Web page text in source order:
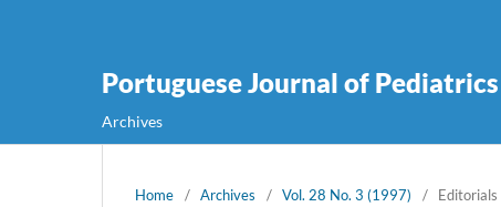
Portuguese Journal of Pediatrics
Archives
Home / Archives / Vol. 28 No. 3 (1997) / Editorials